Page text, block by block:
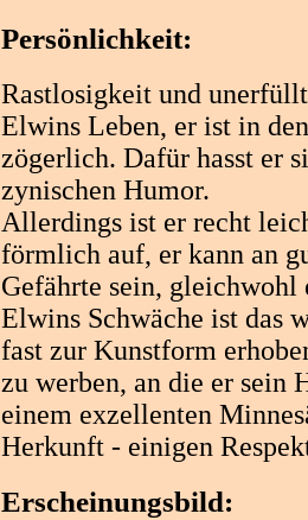
Persönlichkeit:
Rastlosigkeit und
Elwins Leben, er ist in
zögerlich. Dafür hasst er
zynischen Humor.
Allerdings ist er recht
förmlich auf, er kann an
Gefährte sein,
Elwins Schwäche ist das
fast zur Kunstform
zu werben, an die er sein
einem exzellenten
Herkunft - einigen
Erscheinungsbild: